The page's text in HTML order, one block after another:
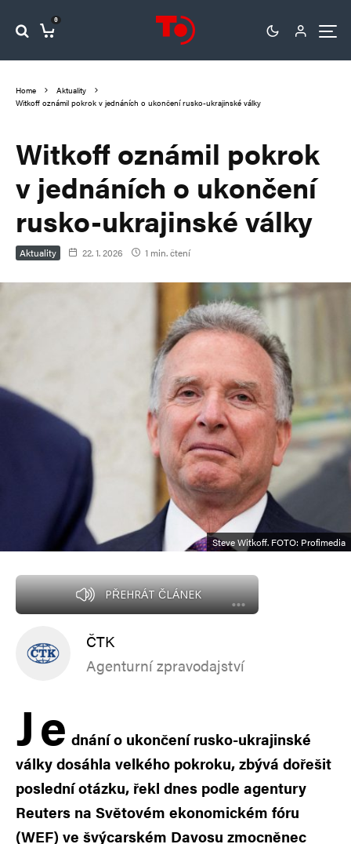
0
Home
Aktuality
Witkoff oznámil pokrok v jednáních o ukončení rusko-ukrajinské války
Witkoff oznámil pokrok
v jednáních o ukončení
rusko-ukrajinské války
Aktuality 22. 1. 2026 1 min. čtení
Steve Witkoff. FOTO: Profimedia
PŘEHRÁT ČLÁNEK
ČTK
Agenturní zpravodajství
Je dnání o ukončení rusko-ukrajinské
války dosáhla velkého pokroku, zbývá dořešit
poslední otázku, řekl dnes podle agentury
Reuters na Světovém ekonomickém fóru
(WEF) ve švýcarském Davosu zmocněnec